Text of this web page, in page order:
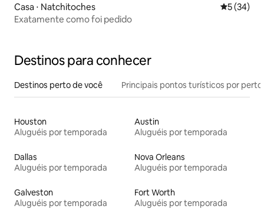
Casa ⋅ Natchitoches 5 de uma
5 (34)
Exatamente como foi pedido
Destinos para conhecer
Destinos perto de você Principais pontos turísticos por perto
Houston
Aluguéis por temporada
Austin
Aluguéis por temporada
Dallas
Aluguéis por temporada
Nova Orleans
Aluguéis por temporada
Galveston
Aluguéis por temporada
Fort Worth
Aluguéis por temporada